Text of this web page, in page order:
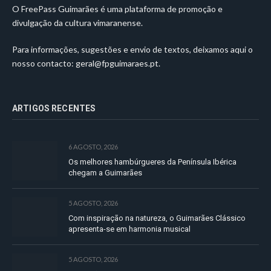
O FreePass Guimarães é uma plataforma de promoção e
divulgação da cultura vimaranense.
Para informações, sugestões e envio de textos, deixamos aqui o
nosso contacto: geral@fpguimaraes.pt.
ARTIGOS RECENTES
6 AGOSTO, 2026
Os melhores hambúrgueres da Península Ibérica
chegam a Guimarães
5 AGOSTO, 2026
Com inspiração na natureza, o Guimarães Clássico
apresenta-se em harmonia musical
5 AGOSTO, 2026